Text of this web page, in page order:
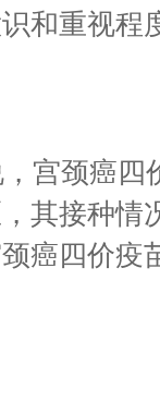
和重视程
宫颈癌四
其接种情
癌四价疫